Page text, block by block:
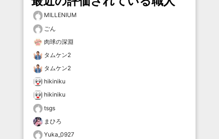
MILLENIUM
ごん
肉球の深淵
タムケン2
タムケン2
hikiniku
hikiniku
tsgs
まひろ
Yuka_0927